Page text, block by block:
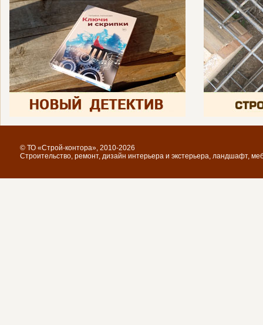
© ТО «Строй-контора», 2010-2026
Строительство, ремонт, дизайн интерьера и экстерьера, ландшафт,